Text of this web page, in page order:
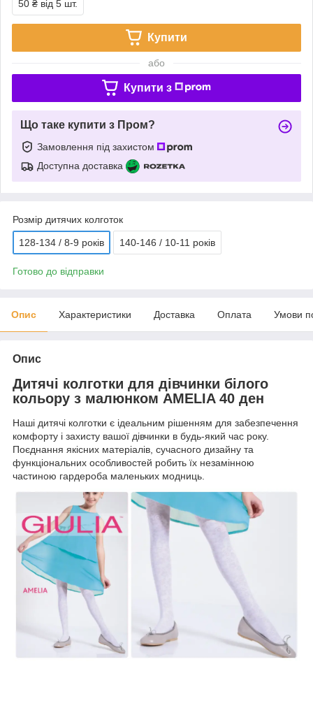
50 ₴ від 5 шт.
Купити
або
Купити з
Що таке купити з Пром?
Замовлення під захистом
Доступна доставка
Розмір дитячих колготок
128-134 / 8-9 років 140-146 / 10-11 років
Готово до відправки
Опис Характеристики Доставка Оплата Умови
Опис
Дитячі колготки для дівчинки білого
кольору з малюнком AMELIA 40 ден
Наші дитячі колготки є ідеальним рішенням для забезпечення
комфорту і захисту вашої дівчинки в будь-який час року.
Поєднання якісних матеріалів, сучасного дизайну та
функціональних особливостей робить їх незамінною
частиною гардероба маленьких модниць.